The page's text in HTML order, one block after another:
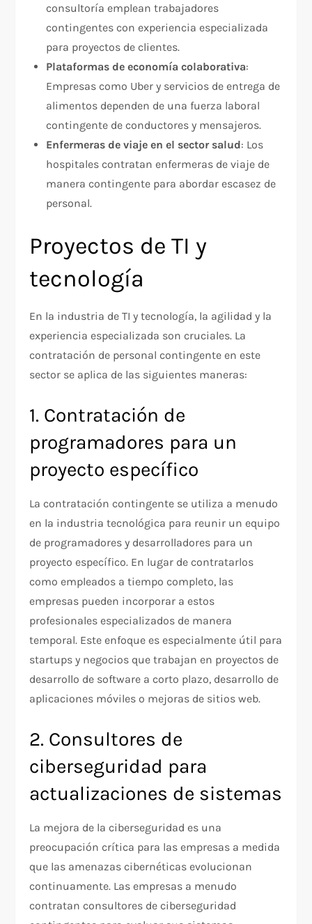
consultoría emplean trabajadores
contingentes con experiencia especializada
para proyectos de clientes.
Plataformas de economía colaborativa:
Empresas como Uber y servicios de entrega de
alimentos dependen de una fuerza laboral
contingente de conductores y mensajeros.
Enfermeras de viaje en el sector salud: Los
hospitales contratan enfermeras de viaje de
manera contingente para abordar escasez de
personal.
Proyectos de TI y
tecnología
En la industria de TI y tecnología, la agilidad y la
experiencia especializada son cruciales. La
contratación de personal contingente en este
sector se aplica de las siguientes maneras:
1. Contratación de
programadores para un
proyecto específico
La contratación contingente se utiliza a menudo
en la industria tecnológica para reunir un equipo
de programadores y desarrolladores para un
proyecto específico. En lugar de contratarlos
como empleados a tiempo completo, las
empresas pueden incorporar a estos
profesionales especializados de manera
temporal. Este enfoque es especialmente útil para
startups y negocios que trabajan en proyectos de
desarrollo de software a corto plazo, desarrollo de
aplicaciones móviles o mejoras de sitios web.
2. Consultores de
ciberseguridad para
actualizaciones de sistemas
La mejora de la ciberseguridad es una
preocupación crítica para las empresas a medida
que las amenazas cibernéticas evolucionan
continuamente. Las empresas a menudo
contratan consultores de ciberseguridad